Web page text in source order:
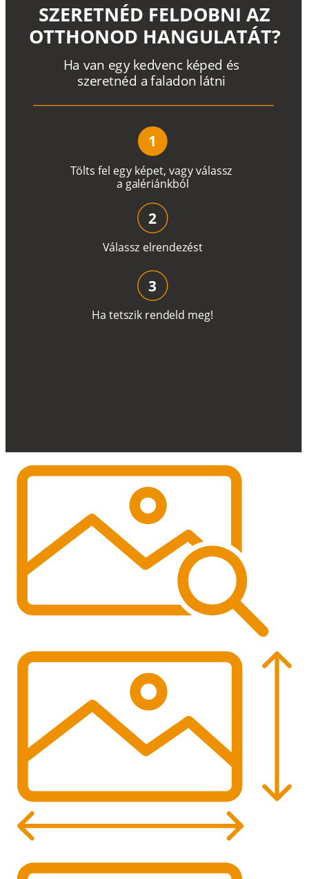
Tölts fel egy képet, vagyválassz
a galériánkból
Ha van egy kedvenc képed és
szeretnéd a faladon látni
SZERETNÉD FELDOBNI AZ
OTTHONOD HANGULATÁT?
1
Válassz elrendezést
2
Ha tetszik rendeld meg!
3